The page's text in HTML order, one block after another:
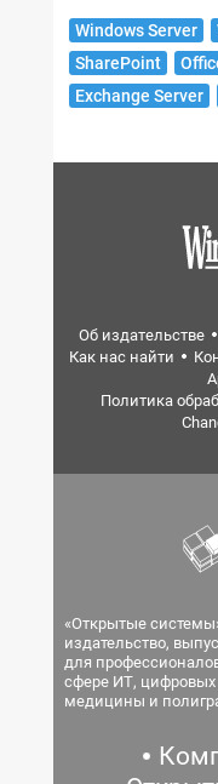
Windows Server
SharePoint
Exchange Server
Об издательстве
Как нас найти
Политика
«Открытые
издательство,
для
сфере ИТ, цифровых
медицины и